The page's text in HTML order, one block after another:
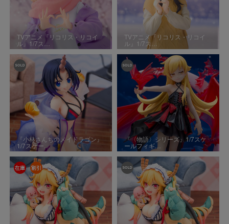
TVアニメ『リコリス・リコイ
ル』1/7ス…
TVアニメ『リコリス・リコイ
ル』1/7ス…
『小林さんちのメイドラゴン』
1/7スケー…
『〈物語〉シリーズ』1/7スケ
ールフィギ…